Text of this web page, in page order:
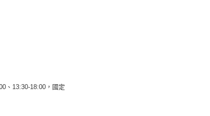
、13:30-18:00，國定